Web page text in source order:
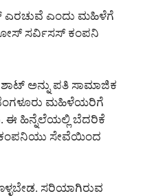
ಎರಚುವೆ ಎಂದು ಮಹಿಳೆಗೆ
ಸರ್ವಿಸಸ್ ಕಂಪನಿ
ಅನ್ನು ಪತಿ ಸಾಮಾಜಿಕ
ಬೆಂಗಳೂರು ಮಹಿಳೆಯರಿಗೆ
ಈ ಹಿನ್ನೆಲೆಯಲ್ಲಿ ಬೆದರಿಕೆ
ಕಂಪನಿಯು ಸೇವೆಯಿಂದ
ಸರಿಯಾಗಿರುವ